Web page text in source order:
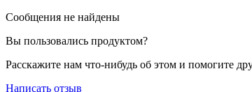
Сообщения не найдены
Вы пользовались продуктом?
Расскажите нам что-нибудь об этом и помогите
Написать отзыв